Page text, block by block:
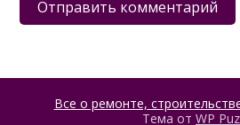
Все о ремонте,
Тема от WP